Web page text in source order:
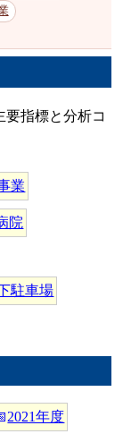
要指標と分析コ
業
院
駐車場
2021年度